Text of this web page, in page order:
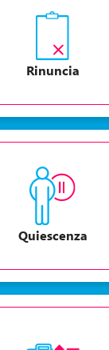
Rinuncia
Quiescenza